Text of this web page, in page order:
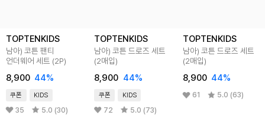
TOPTENKIDS
남아) 코튼 팬티
언더웨어 세트 (2P)
8,900 44%
쿠폰 KIDS
35 5.0 (30)
TOPTENKIDS
남아) 코튼 드로즈 세트
(2매입)
8,900 44%
쿠폰 KIDS
72 5.0 (73)
TOPTENKIDS
남아) 코튼 드로즈 세트
(2매입)
8,900 44%
61 5.0 (63)